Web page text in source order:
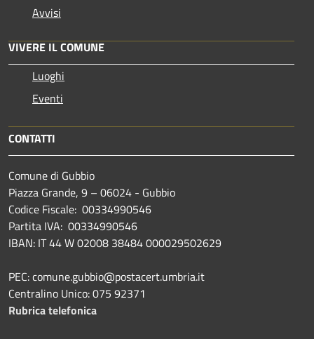
Avvisi
VIVERE IL COMUNE
Luoghi
Eventi
CONTATTI
Comune di Gubbio
Piazza Grande, 9 – 06024 - Gubbio
Codice Fiscale: 00334990546
Partita IVA: 00334990546
IBAN: IT 44 W 02008 38484 000029502629
PEC: comune.gubbio@postacert.umbria.it
Centralino Unico: 075 92371
Rubrica telefonica